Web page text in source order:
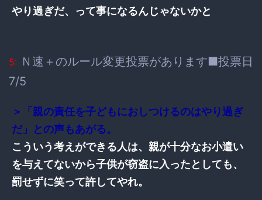
やり過ぎだ、って事になるんじゃないかと
5: Ｎ速＋のルール変更投票があります■投票日
7/5
＞「親の責任を子どもにおしつけるのはやり過ぎ
だ」との声もあがる。
こういう考えができる人は、親が十分なお小遣い
を与えてないから子供が窃盗に入ったとしても、
罰せずに笑って許してやれ。